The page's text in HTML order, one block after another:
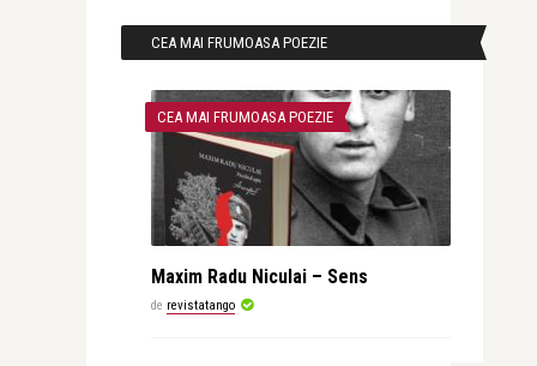
CEA MAI FRUMOASA POEZIE
CEA MAI FRUMOASA POEZIE
Maxim Radu Niculai – Sens
de revistatango